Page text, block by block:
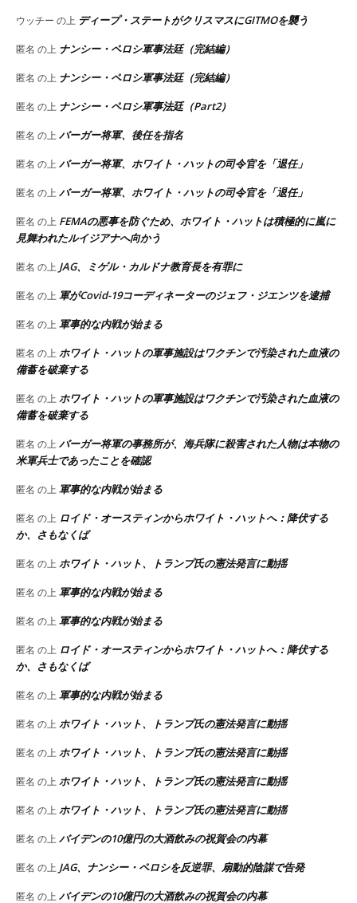
ウッチー の上 ディープ・ステートがクリスマスにGITMOを襲う
匿名 の上 ナンシー・ペロシ軍事法廷（完結編）
匿名 の上 ナンシー・ペロシ軍事法廷（完結編）
匿名 の上 ナンシー・ペロシ軍事法廷（Part2）
匿名 の上バーガー将軍、後任を指名
匿名 の上バーガー将軍、ホワイト・ハットの司令官を「退任」
匿名 の上バーガー将軍、ホワイト・ハットの司令官を「退任」
匿名 の上 FEMAの悪事を防ぐため、ホワイト・ハットは積極的に嵐に
見舞われたルイジアナへ向かう
匿名 の上 JAG、ミゲル・カルドナ教育長を有罪に
匿名 の上軍がCovid-19コーディネーターのジェフ・ジエンツを逮捕
匿名 の上軍事的な内戦が始まる
匿名 の上ホワイト・ハットの軍事施設はワクチンで汚染された血液の
備蓄を破棄する
匿名 の上ホワイト・ハットの軍事施設はワクチンで汚染された血液の
備蓄を破棄する
匿名 の上バーガー将軍の事務所が、海兵隊に殺害された人物は本物の
米軍兵士であったことを確認
匿名 の上軍事的な内戦が始まる
匿名 の上 ロイド・オースティンからホワイト・ハットへ：降伏する
か、さもなくば
匿名 の上ホワイト・ハット、トランプ氏の憲法発言に動揺
匿名 の上軍事的な内戦が始まる
匿名 の上軍事的な内戦が始まる
匿名 の上 ロイド・オースティンからホワイト・ハットへ：降伏する
か、さもなくば
匿名 の上軍事的な内戦が始まる
匿名 の上ホワイト・ハット、トランプ氏の憲法発言に動揺
匿名 の上ホワイト・ハット、トランプ氏の憲法発言に動揺
匿名 の上ホワイト・ハット、トランプ氏の憲法発言に動揺
匿名 の上ホワイト・ハット、トランプ氏の憲法発言に動揺
匿名 の上バイデンの10億円の大酒飲みの祝賀会の内幕
匿名 の上 JAG、ナンシー・ペロシを反逆罪、扇動的陰謀で告発
匿名 の上バイデンの10億円の大酒飲みの祝賀会の内幕